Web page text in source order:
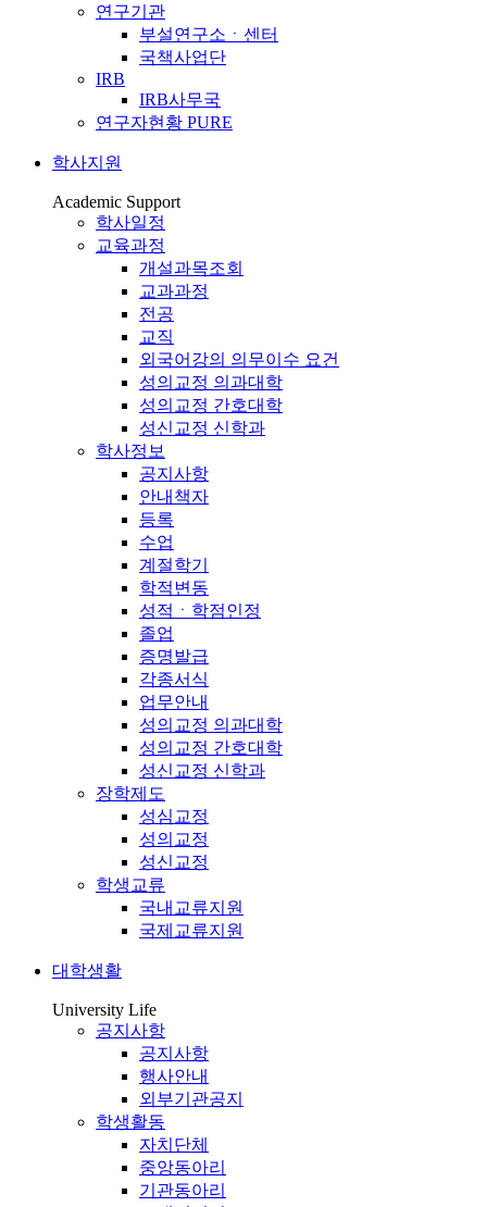
연구기관
부설연구소ㆍ센터
국책사업단
IRB
IRB사무국
연구자현황 PURE
학사지원
Academic Support
학사일정
교육과정
개설과목조회
교과과정
전공
교직
외국어강의 의무이수 요건
성의교정 의과대학
성의교정 간호대학
성신교정 신학과
학사정보
공지사항
안내책자
등록
수업
계절학기
학적변동
성적ㆍ학점인정
졸업
증명발급
각종서식
업무안내
성의교정 의과대학
성의교정 간호대학
성신교정 신학과
장학제도
성심교정
성의교정
성신교정
학생교류
국내교류지원
국제교류지원
대학생활
University Life
공지사항
공지사항
행사안내
외부기관공지
학생활동
자치단체
중앙동아리
기관동아리